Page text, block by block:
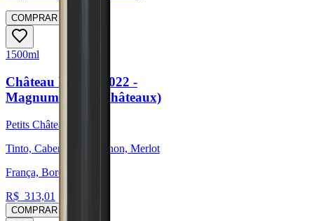
COMPRAR
1500ml
Château Bel Air 2022 -
Magnum (Petits Châteaux)
Petits Châteaux
Tinto, Cabernet Sauvignon, Merlot
França, Bordeaux
R$ 313,01
COMPRAR